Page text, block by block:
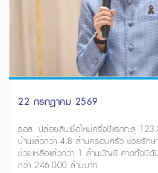
22 กรกฎาคม 2569
ธอส. ปล่อยสินเชื่อใหม่ครึ่งปีแรกทะลุ
บ้านแล้วกว่า 4.8 ล้านครอบครัว ช่วยรักษ
ช่วยเหลือแล้วกว่า 1 ล้านบัญชี คาดทั้งปีดัน
กว่า 246,000 ล้านบาท